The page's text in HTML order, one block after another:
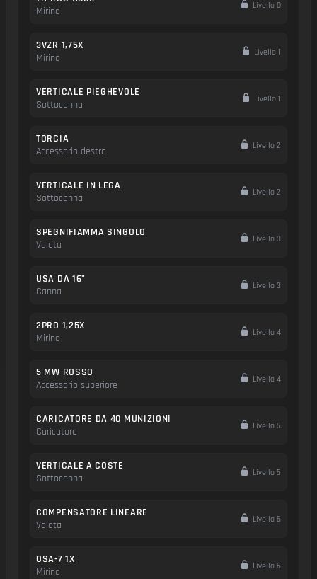
Mirino
Livello 0
3VZR 1,75X
Mirino
Livello 1
VERTICALE PIEGHEVOLE
Sottocanna
Livello 1
TORCIA
Accessorio destro
Livello 2
VERTICALE IN LEGA
Sottocanna
Livello 2
SPEGNIFIAMMA SINGOLO
Volata
Livello 3
USA DA 16"
Canna
Livello 3
2PRO 1,25X
Mirino
Livello 4
5 MW ROSSO
Accessorio superiore
Livello 4
CARICATORE DA 40 MUNIZIONI
Caricatore
Livello 5
VERTICALE A COSTE
Sottocanna
Livello 5
COMPENSATORE LINEARE
Volata
Livello 6
OSA-7 1X
Mirino
Livello 6